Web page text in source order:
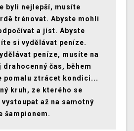
byli nejlepší, musíte
trénovat. Abyste mohli
a jíst. Abyste
si vydělávat peníze.
peníze, musíte na
čas, během
pomalu ztrácet kondici...
kruh, ze kterého se
až na samotný
šampionem.